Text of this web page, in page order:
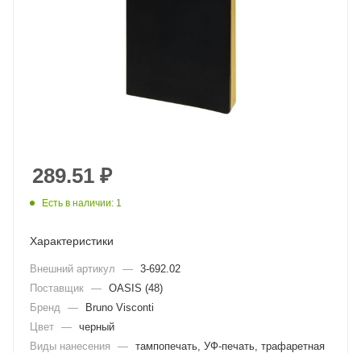
289.51 ₽
Есть в наличии: 1
Характеристики
Внешний артикул — 3-692.02
Поставщик — OASIS (48)
Бренд
—
Bruno Visconti
Цвет — черный
Виды нанесения
— тампопечать, УФ-печать, трафаретная